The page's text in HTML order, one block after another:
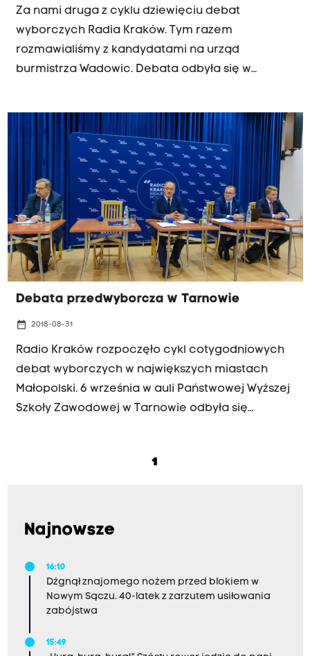
Za nami druga z cyklu dziewięciu debat
wyborczych Radia Kraków. Tym razem
rozmawialiśmy z kandydatami na urząd
burmistrza Wadowic. Debata odbyła się w
słuchania i do dyskusji w komentarzach.
Debata przedwyborcza w Tarnowie
date_range 2018-08-31
Radio Kraków rozpoczęło cykl cotygodniowych
debat wyborczych w największych miastach
Małopolski. 6 września w auli Państwowej Wyższej
Szkoły Zawodowej w Tarnowie odbyła się
a dyskusję transmitowaliśmy na antenie Radia
komentarzach. Roman Ciepiela, prezydent
1
Najnowsze
16:10
Dźgnął znajomego nożem przed blokiem w
Nowym Sączu. 40-latek z zarzutem usiłowania
zabójstwa
15:49